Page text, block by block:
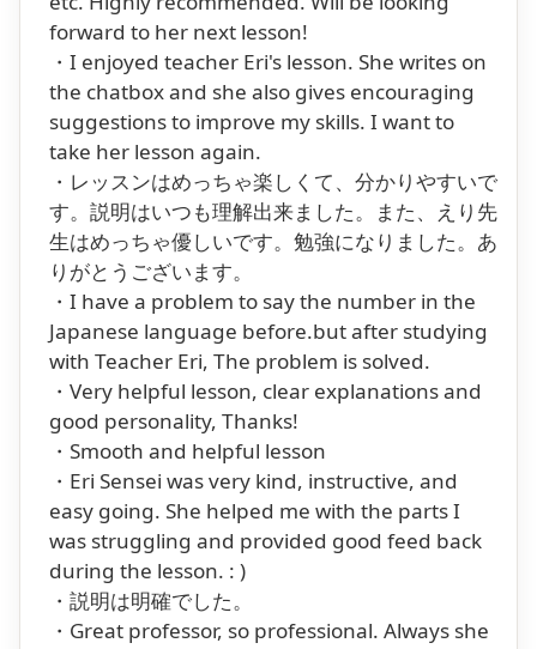
forward to her next lesson!
・I enjoyed teacher Eri's lesson. She writes on
the chatbox and she also gives encouraging
suggestions to improve my skills. I want to
take her lesson again.
・レッスンはめっちゃ楽しくて、分かりやすいで
す。説明はいつも理解出来ました。また、えり先
生はめっちゃ優しいです。勉強になりました。あ
りがとうございます。
・I have a problem to say the number in the
Japanese language before.but after studying
with Teacher Eri, The problem is solved.
・Very helpful lesson, clear explanations and
good personality, Thanks!
・Smooth and helpful lesson
・Eri Sensei was very kind, instructive, and
easy going. She helped me with the parts I
was struggling and provided good feed back
during the lesson. : )
・説明は明確でした。
・Great professor, so professional. Always she